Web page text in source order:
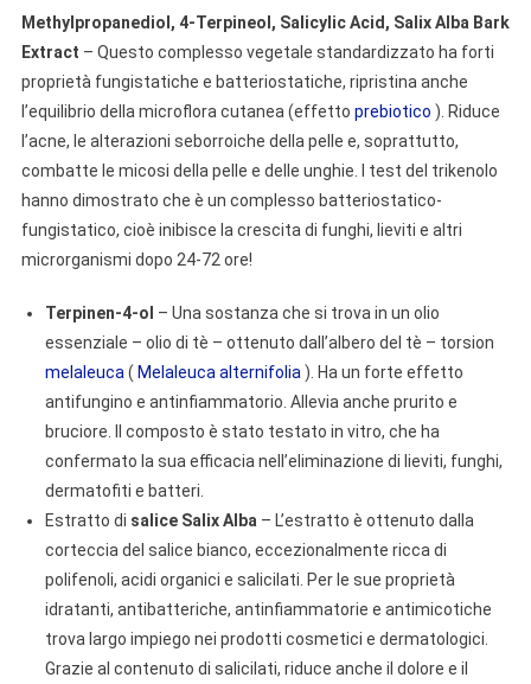
Methylpropanediol, 4-Terpineol, Salicylic Acid, Salix Alba Bark
Extract – Questo complesso vegetale standardizzato ha forti
proprietà fungistatiche e batteriostatiche, ripristina anche
l’equilibrio della microflora cutanea (effetto prebiotico ). Riduce
l’acne, le alterazioni seborroiche della pelle e, soprattutto,
combatte le micosi della pelle e delle unghie. I test del trikenolo
hanno dimostrato che è un complesso batteriostatico-
fungistatico, cioè inibisce la crescita di funghi, lieviti e altri
microrganismi dopo 24-72 ore!
Terpinen-4-ol – Una sostanza che si trova in un olio
essenziale – olio di tè – ottenuto dall’albero del tè – torsion
melaleuca ( Melaleuca alternifolia ). Ha un forte effetto
antifungino e antinfiammatorio. Allevia anche prurito e
bruciore. Il composto è stato testato in vitro, che ha
confermato la sua efficacia nell’eliminazione di lieviti, funghi,
dermatofiti e batteri.
Estratto di salice Salix Alba – L’estratto è ottenuto dalla
corteccia del salice bianco, eccezionalmente ricca di
polifenoli, acidi organici e salicilati. Per le sue proprietà
idratanti, antibatteriche, antinfiammatorie e antimicotiche
trova largo impiego nei prodotti cosmetici e dermatologici.
Grazie al contenuto di salicilati, riduce anche il dolore e il